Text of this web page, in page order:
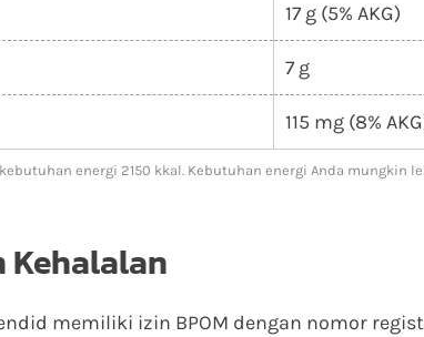
17 g (5% AKG)
7 g
115 mg (8%
kebutuhan energi 2150 kkal. Kebutuhan energi Anda mungkin
Kehalalan
memiliki izin BPOM dengan nomor